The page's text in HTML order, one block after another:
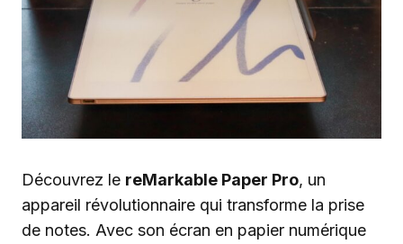
Découvrez le reMarkable Paper Pro, un
appareil révolutionnaire qui transforme la prise
de notes. Avec son écran en papier numérique